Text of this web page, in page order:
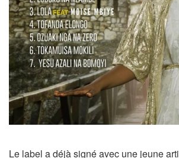
Le label a déjà signé avec une jeune